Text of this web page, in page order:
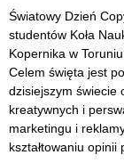
Światowy Dzień
studentów Koła
Kopernika w
Celem święta jest
dzisiejszym świecie
kreatywnych i
marketingu i
kształtowaniu